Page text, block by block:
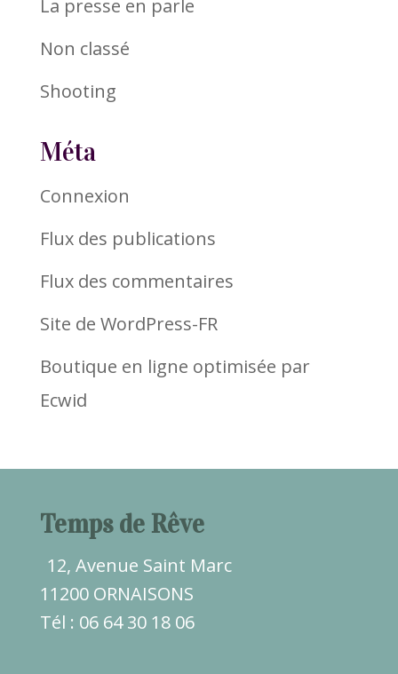
La presse en parle
Non classé
Shooting
Méta
Connexion
Flux des publications
Flux des commentaires
Site de WordPress-FR
Boutique en ligne optimisée par
Ecwid
Temps de Rêve
12, Avenue Saint Marc
11200 ORNAISONS
Tél : 06 64 30 18 06